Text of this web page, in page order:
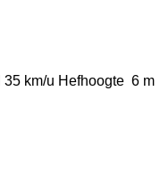
35 km/u Hefhoogte 6 m